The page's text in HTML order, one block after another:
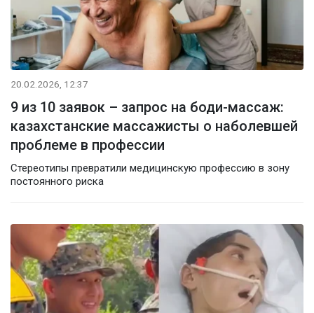
20.02.2026, 12:37
9 из 10 заявок – запрос на боди-массаж:
казахстанские массажисты о наболевшей
проблеме в профессии
Стереотипы превратили медицинскую профессию в зону
постоянного риска